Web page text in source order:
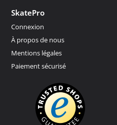
SkatePro
Connexion
À propos de nous
Mentions légales
Paiement sécurisé